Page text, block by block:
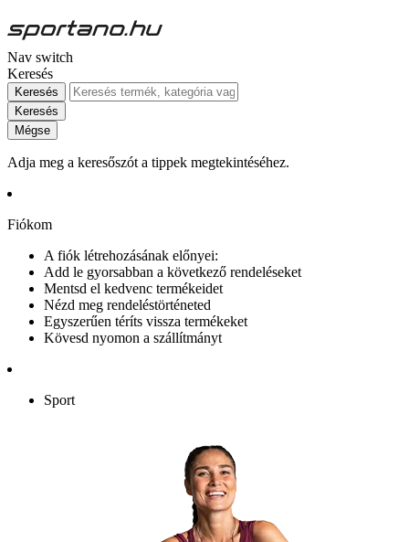
Nav switch
Keresés
Keresés
Keresés
Mégse
Adja meg a keresőszót a tippek megtekintéséhez.
Fiókom
A fiók létrehozásának előnyei:
Add le gyorsabban a következő rendeléseket
Mentsd el kedvenc termékeidet
Nézd meg rendeléstörténeted
Egyszerűen téríts vissza termékeket
Kövesd nyomon a szállítmányt
Sport